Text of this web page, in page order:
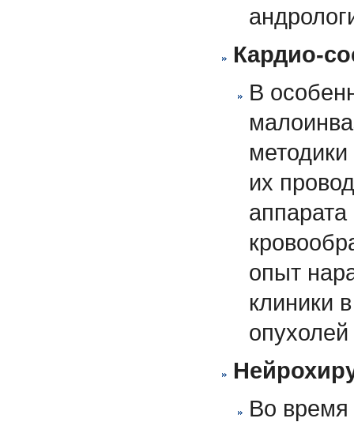
Кардио-
В
их
аппарата
опыт
клиники
Во